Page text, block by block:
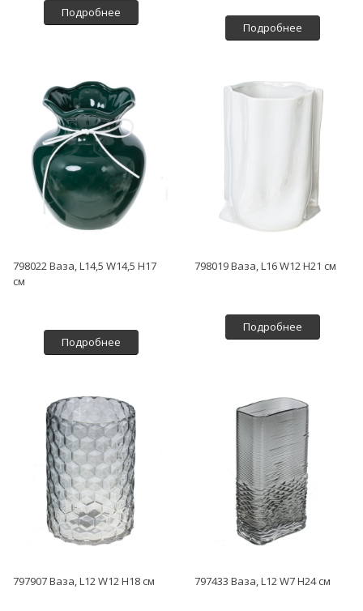
Подробнее
Подробнее
798022 Ваза, L14,5 W14,5 H17
см
Подробнее
798019 Ваза, L16 W12 H21 см
Подробнее
797907 Ваза, L12 W12 H18 см 797433 Ваза, L12 W7 H24 см